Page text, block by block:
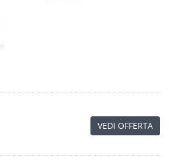
VEDI OFFERTA